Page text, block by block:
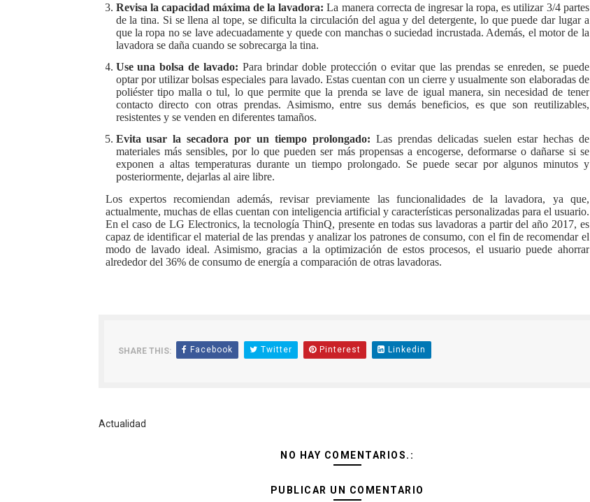
Revisa la capacidad máxima de la lavadora:La manera correcta de ingresar la ropa, es utilizar 3/4 partes
de la tina. Si se llena al tope, se dificulta la circulación del agua y del detergente, lo que puede dar lugar a
que la ropa no se lave adecuadamente y quede con manchas o suciedad incrustada. Además, el motor de la
lavadora se daña cuando se sobrecarga la tina.
Use una bolsa de lavado:Para brindar doble protección o evitar que las prendas se enreden, se puede
optar por utilizar bolsas especiales para lavado. Estas cuentan con un cierre y usualmente son elaboradas de
poliéster tipo malla o tul, lo que permite que la prenda se lave de igual manera, sin necesidad de tener
contacto directo con otras prendas. Asimismo, entre sus demás beneficios, es que son reutilizables,
resistentes y se venden en diferentes tamaños.
Evita usar la secadora por un tiempo prolongado: Las prendas delicadas suelen estar hechas de
materiales más sensibles, por lo que pueden ser más propensas a encogerse, deformarse o dañarse si se
exponen a altas temperaturas durante un tiempo prolongado. Se puede secar por algunos minutos y
posteriormente, dejarlas al aire libre.
Los expertos recomiendan además, revisar previamente las funcionalidades de la lavadora, ya que,
actualmente, muchas de ellas cuentan con inteligencia artificial y características personalizadas para el usuario.
En el caso de LG Electronics, la tecnología ThinQ, presente en todas sus lavadoras a partir del año 2017, es
capaz de identificar el material de las prendas y analizar los patrones de consumo, con el fin de recomendar el
modo de lavado ideal. Asimismo, gracias a la optimización de estos procesos, el usuario puede ahorrar
alrededor del 36% de consumo de energía a comparación de otras lavadoras.
SHARE THIS: Facebook Twitter Pinterest Linkedin
Actualidad
NO HAY COMENTARIOS.:
PUBLICAR UN COMENTARIO